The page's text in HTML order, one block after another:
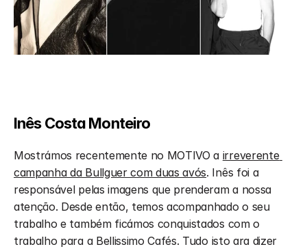
Inês Costa Monteiro
Mostrámos recentemente no MOTIVO a irreverente
campanha da Bullguer com duas avós. Inês foi a
responsável pelas imagens que prenderam a nossa
atenção. Desde então, temos acompanhado o seu
trabalho e também ficámos conquistados com o
trabalho para a Bellissimo Cafés. Tudo isto ara dizer